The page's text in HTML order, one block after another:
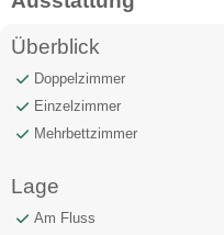
Überblick
Doppelzimmer
Einzelzimmer
Mehrbettzimmer
Lage
Am Fluss